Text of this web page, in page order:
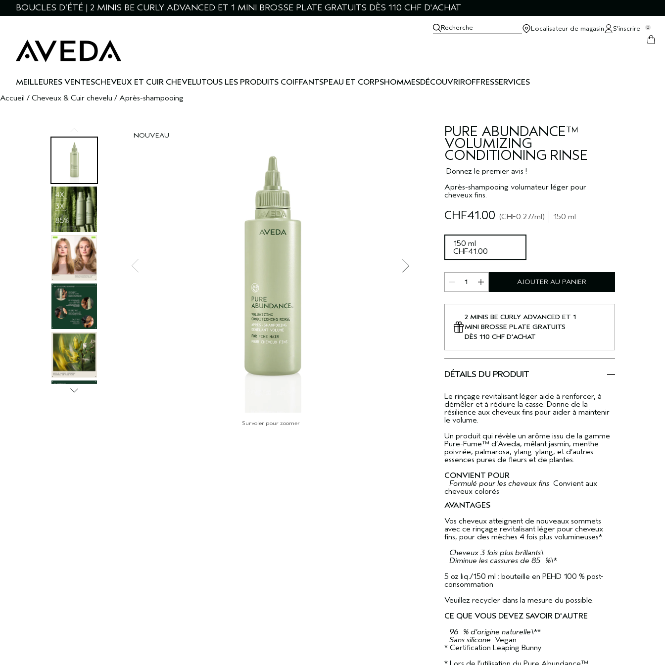
BOUCLES D’ÉTÉ | 2 MINIS BE CURLY ADVANCED ET 1 MINI BROSSE PLATE GRATUITS DÈS 110 CHF D'ACHAT
Recherche Localisateur de magasin S’inscrire 0
MEILLEURES VENTESCHEVEUX ET CUIR CHEVELUTOUS LES PRODUITS COIFFANTSPEAU ET CORPSHOMMESDÉCOUVRIROFFRESSERVICES
Accueil / Cheveux & Cuir chevelu / Après-shampooing
PURE ABUNDANCE™
VOLUMIZING
CONDITIONING RINSE
Donnez le premier avis !
Après-shampooing volumateur léger pour
cheveux fins.
NOUVEAU
Survoler pour zoomer
CHF41.00 CHF0.27/ml 150 ml
150 ml
CHF41.00
AJOUTER AU PANIER
2 MINIS BE CURLY ADVANCED ET 1
MINI BROSSE PLATE GRATUITS
DÈS 110 CHF D'ACHAT
DÉTAILS DU PRODUIT
Le rinçage revitalisant léger aide à renforcer, à
démêler et à réduire la casse. Donne de la
résilience aux cheveux fins pour aider à maintenir
le volume.
Un produit qui révèle un arôme issu de la gamme
Pure-Fume™ d’Aveda, mêlant jasmin, menthe
poivrée, palmarosa, ylang-ylang, et d’autres
essences pures de fleurs et de plantes.
CONVIENT POUR
Formulé pour les cheveux fins Convient aux
cheveux colorés
AVANTAGES
Vos cheveux atteignent de nouveaux sommets
avec ce rinçage revitalisant léger pour cheveux
fins, pour des mèches 4 fois plus volumineuses*.
Cheveux 3 fois plus brillants\
Diminue les cassures de 85 %\*
5 oz liq./150 ml : bouteille en PEHD 100 % post-
consommation
Veuillez recycler dans la mesure du possible.
CE QUE VOUS DEVEZ SAVOIR D'AUTRE
96 % d’origine naturelle\**
Sans silicone Vegan
* Certification Leaping Bunny